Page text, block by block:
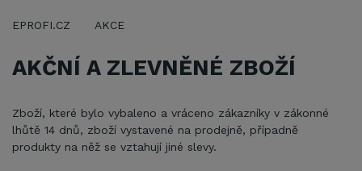
EPROFI.CZ AKCE
AKČNÍ A ZLEVNĚNÉ ZBOŽÍ
Zboží, které bylo vybaleno a vráceno zákazníky v zákonné
lhůtě 14 dnů, zboží vystavené na prodejně, případně
produkty na něž se vztahují jiné slevy.